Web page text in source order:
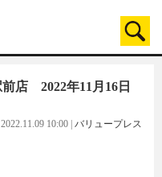
前店 2022年11月16日
2022.11.09 10:00 バリュープレス